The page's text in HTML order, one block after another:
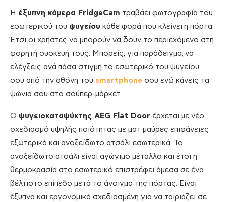
Η έξυπνη κάμερα FridgeCam τραβάει φωτογραφία του
εσωτερικού του ψυγείου κάθε φορά που κλείνει η πόρτα.
Έτσι οι χρήστες να μπορούν να δουν το περιεχόμενο στη
φορητή συσκευή τους. Μπορείς, για παράδειγμα, να
ελέγξεις ανά πάσα στιγμή το εσωτερικό του ψυγείου
σου από την οθόνη του smartphone σου ενώ κάνεις τα
ψώνια σου στο σούπερ-μάρκετ.
Ο ψυγειοκαταψύκτης AEG Flat Door έρχεται με νέο
σχεδιασμό υψηλής ποιότητας με ματ μαύρες επιφάνειες
εξωτερικά και ανοξείδωτο ατσάλι εσωτερικά. Το
ανοξείδωτο ατσάλι είναι αγώγιμο μέταλλο και έτσι η
θερμοκρασία στο εσωτερικό επιστρέφει άμεσα σε ένα
βέλτιστο επίπεδο μετά το άνοιγμα της πόρτας. Είναι
έξυπνα και εργονομικά σχεδιασμένη για να ταιριάζει σε